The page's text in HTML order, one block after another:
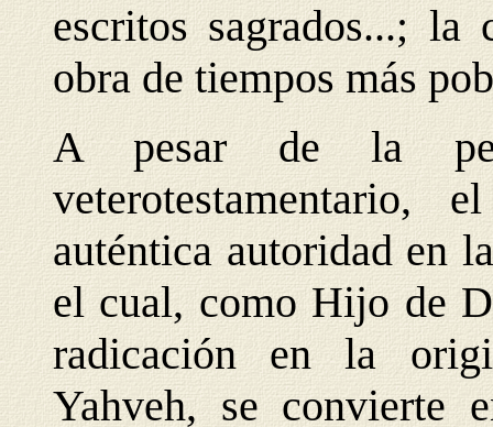
escritos sagrados...;
obra de tiempos más
A pesar de la
auténtica autoridad en
el cual, como Hijo de
radicación en la
Yahveh, se convierte